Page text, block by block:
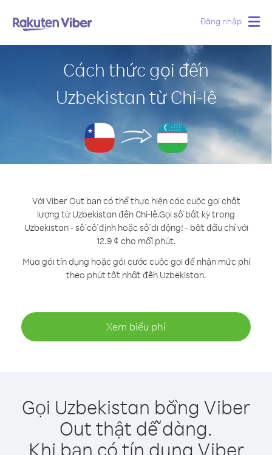
Đăng nhập
Cách thức gọi đến
Uzbekistan từ Chi-lê
Với Viber Out bạn có thể thực hiện các cuộc gọi chất
lượng từ Uzbekistan đến Chi-lê.Gọi số bất kỳ trong
Uzbekistan - số cố định hoặc số di động! - bắt đầu chỉ với
12.9 ¢ cho mỗi phút.
Mua gói tín dụng hoặc gói cước cuộc gọi để nhận mức phí
theo phút tốt nhất đến Uzbekistan.
Xem biểu phí
Gọi Uzbekistan bằng Viber
Out thật dễ dàng.
Khi bạn có tín dụng Viber